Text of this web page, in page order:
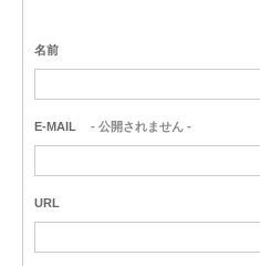
名前
E-MAIL - 公開されません -
URL